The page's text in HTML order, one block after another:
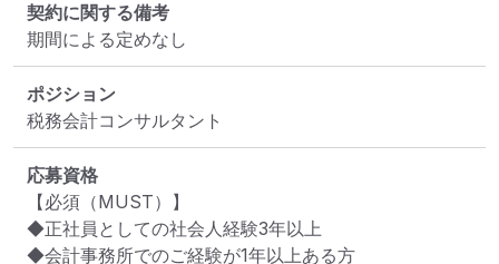
契約に関する備考
期間による定めなし
ポジション
税務会計コンサルタント
応募資格
【必須（MUST）】
◆正社員としての社会人経験3年以上
◆会計事務所でのご経験が1年以上ある方